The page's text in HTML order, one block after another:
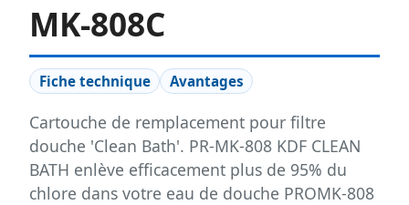
MK-808C
Fiche technique Avantages
Cartouche de remplacement pour filtre
douche 'Clean Bath'. PR-MK-808 KDF CLEAN
BATH enlève efficacement plus de 95% du
chlore dans votre eau de douche PROMK-808